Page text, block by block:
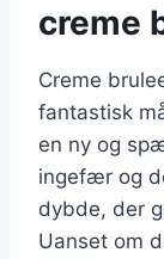
creme
Creme
fantastisk
en ny og
ingefær og
dybde, der
Uanset om